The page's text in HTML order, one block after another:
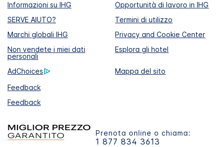
Informazioni su IHG
Opportunità di lavoro in IHG
SERVE AIUTO?
Termini di utilizzo
Marchi globali IHG
Privacy and Cookie Center
Non vendete i miei dati
personali
Esplora gli hotel
AdChoices
Mappa del sito
Feedback
Feedback
Prenota online o chiama:
1 877 834 3613